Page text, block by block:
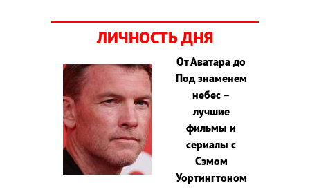
ЛИЧНОСТЬ ДНЯ
От Аватара до
Под знаменем
небес –
лучшие
фильмы и
сериалы с
Сэмом
Уортингтоном